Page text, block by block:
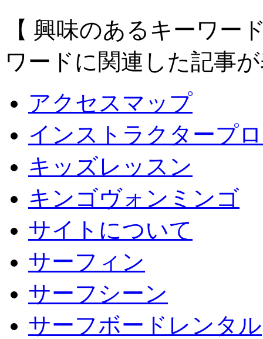
【 興味のあるキーワー
ワードに関連した記事
アクセスマップ
インストラクタープ
キッズレッスン
キンゴヴォンミンゴ
サイトについて
サーフィン
サーフシーン
サーフボードレンタル